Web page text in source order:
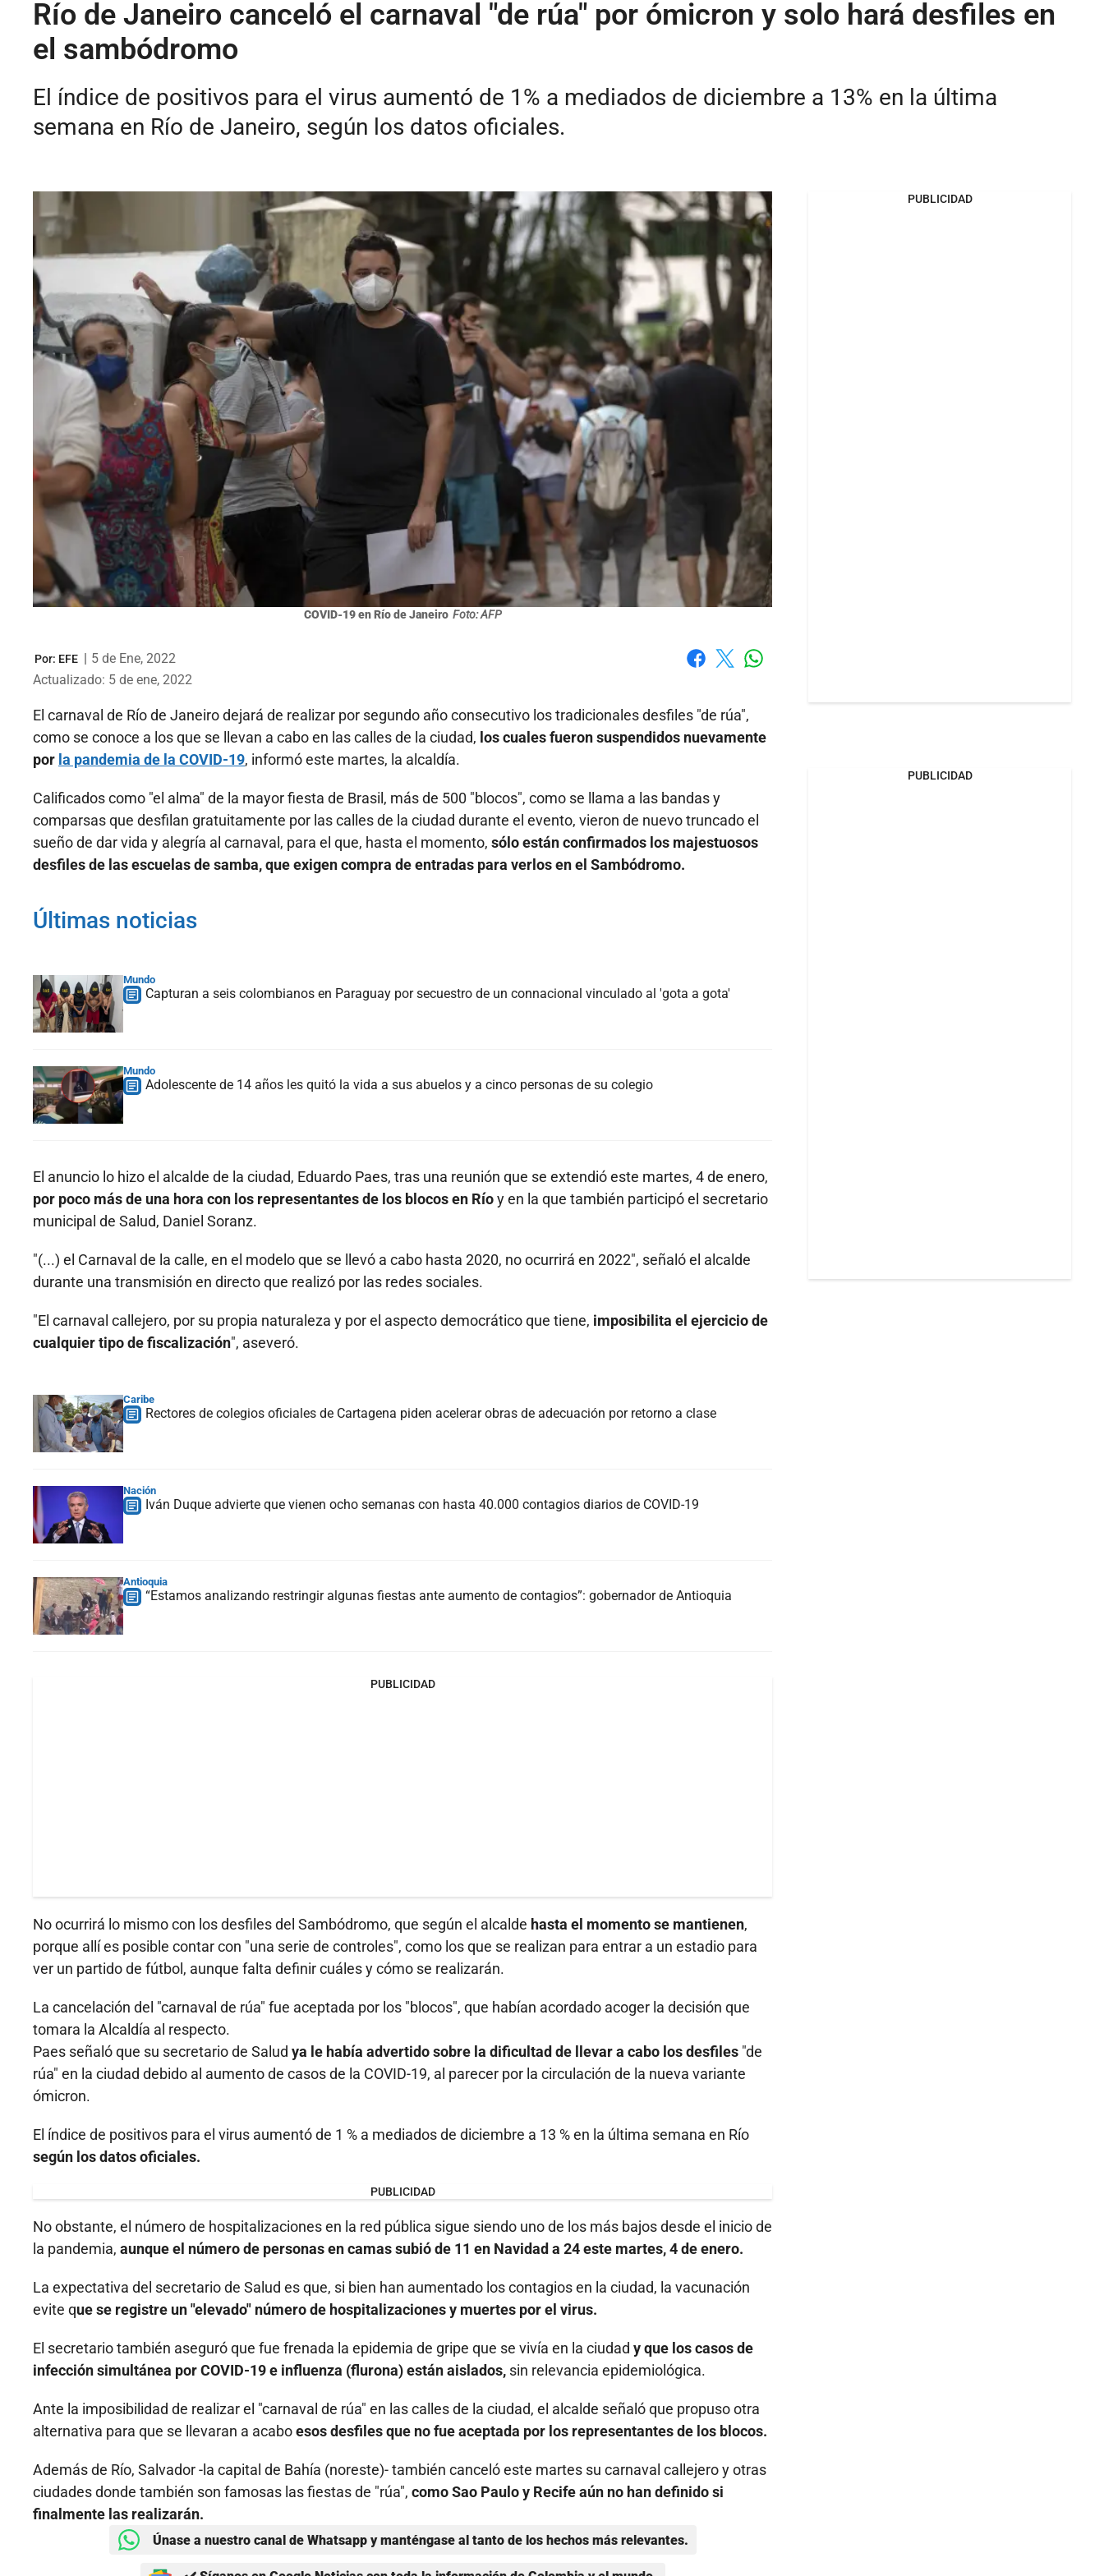
Río de Janeiro canceló el carnaval "de rúa" por ómicron y solo hará desfiles en
el sambódromo
El índice de positivos para el virus aumentó de 1% a mediados de diciembre a 13% en la última
semana en Río de Janeiro, según los datos oficiales.
COVID-19 en Río de Janeiro Foto: AFP
Por: EFE | 5 de Ene, 2022
Actualizado: 5 de ene, 2022
El carnaval de Río de Janeiro dejará de realizar por segundo año consecutivo los tradicionales desfiles "de rúa",
como se conoce a los que se llevan a cabo en las calles de la ciudad, los cuales fueron suspendidos nuevamente
por la pandemia de la COVID-19, informó este martes, la alcaldía.
Calificados como "el alma" de la mayor fiesta de Brasil, más de 500 "blocos", como se llama a las bandas y
comparsas que desfilan gratuitamente por las calles de la ciudad durante el evento, vieron de nuevo truncado el
sueño de dar vida y alegría al carnaval, para el que, hasta el momento, sólo están confirmados los majestuosos
desfiles de las escuelas de samba, que exigen compra de entradas para verlos en el Sambódromo.
Últimas noticias
Mundo
Capturan a seis colombianos en Paraguay por secuestro de un connacional vinculado al 'gota a gota'
Mundo
Adolescente de 14 años les quitó la vida a sus abuelos y a cinco personas de su colegio
El anuncio lo hizo el alcalde de la ciudad, Eduardo Paes, tras una reunión que se extendió este martes, 4 de enero,
por poco más de una hora con los representantes de los blocos en Ríoy en la que también participó el secretario
municipal de Salud, Daniel Soranz.
"(...) el Carnaval de la calle, en el modelo que se llevó a cabo hasta 2020, no ocurrirá en 2022", señaló el alcalde
durante una transmisión en directo que realizó por las redes sociales.
"El carnaval callejero, por su propia naturaleza y por el aspecto democrático que tiene, imposibilita el ejercicio de
cualquier tipo de fiscalización", aseveró.
Caribe
Rectores de colegios oficiales de Cartagena piden acelerar obras de adecuación por retorno a clase
Nación
Iván Duque advierte que vienen ocho semanas con hasta 40.000 contagios diarios de COVID-19
Antioquia
“Estamos analizando restringir algunas fiestas ante aumento de contagios”: gobernador de Antioquia
PUBLICIDAD
No ocurrirá lo mismo con los desfiles del Sambódromo, que según el alcalde hasta el momento se mantienen,
porque allí es posible contar con "una serie de controles", como los que se realizan para entrar a un estadio para
ver un partido de fútbol, aunque falta definir cuáles y cómo se realizarán.
La cancelación del "carnaval de rúa" fue aceptada por los "blocos", que habían acordado acoger la decisión que
tomara la Alcaldía al respecto.
Paes señaló que su secretario de Salud ya le había advertido sobre la dificultad de llevar a cabo los desfiles "de
rúa" en la ciudad debido al aumento de casos de la COVID-19, al parecer por la circulación de la nueva variante
ómicron.
El índice de positivos para el virus aumentó de 1 % a mediados de diciembre a 13 % en la última semana en Río
según los datos oficiales.
PUBLICIDAD
No obstante, el número de hospitalizaciones en la red pública sigue siendo uno de los más bajos desde el inicio de
la pandemia, aunque el número de personas en camas subió de 11 en Navidad a 24 este martes, 4 de enero.
La expectativa del secretario de Salud es que, si bien han aumentado los contagios en la ciudad, la vacunación
evite que se registre un "elevado" número de hospitalizaciones y muertes por el virus.
El secretario también aseguró que fue frenada la epidemia de gripe que se vivía en la ciudad y que los casos de
infección simultánea por COVID-19 e influenza (flurona) están aislados, sin relevancia epidemiológica.
Ante la imposibilidad de realizar el "carnaval de rúa" en las calles de la ciudad, el alcalde señaló que propuso otra
alternativa para que se llevaran a acaboesos desfiles que no fue aceptada por los representantes de los blocos.
Además de Río, Salvador -la capital de Bahía (noreste)- también canceló este martes su carnaval callejero y otras
ciudades donde también son famosas las fiestas de "rúa", como Sao Paulo y Recife aún no han definido si
finalmente las realizarán.
Únase a nuestro canal de Whatsapp y manténgase al tanto de los hechos más relevantes.
PUBLICIDAD
PUBLICIDAD